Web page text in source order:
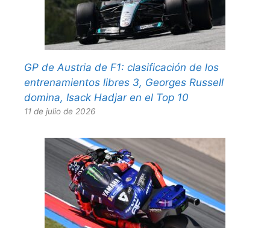
GP de Austria de F1: clasificación de los
entrenamientos libres 3, Georges Russell
domina, Isack Hadjar en el Top 10
11 de julio de 2026